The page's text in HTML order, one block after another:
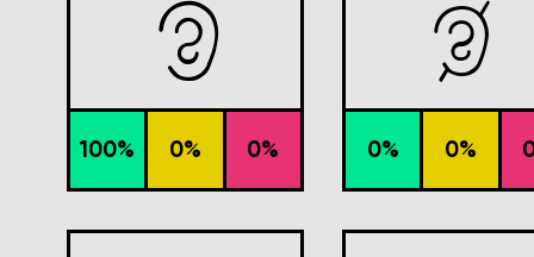

100% 0% 0%

0% 0%